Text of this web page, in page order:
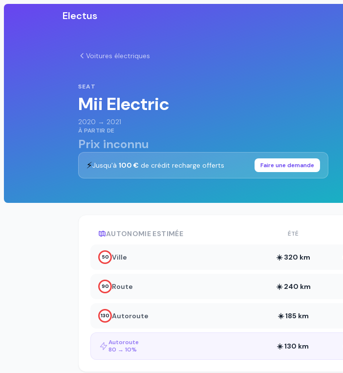
Electus
Voitures électriques
SEAT
Mii Electric
2020 → 2021
À PARTIR DE
Prix inconnu
⚡Jusqu'à 100 € de crédit recharge offerts Faire une demande
AUTONOMIE ESTIMÉE ÉTÉ
50 Ville ☀️ 320 km
90 Route ☀️ 240 km
130 Autoroute ☀️ 185 km
Autoroute
80 → 10%
☀️ 130 km